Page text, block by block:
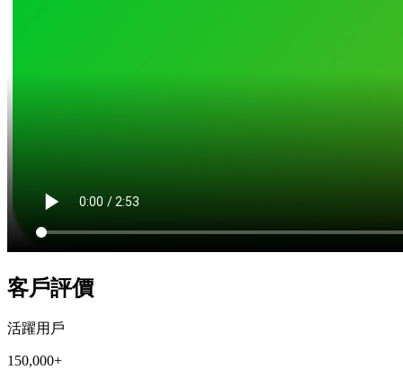
客戶評價
活躍用戶
150,000+